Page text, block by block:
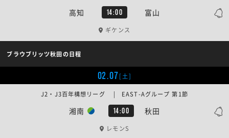
高知 14:00 富山
ギケンス
ブラウブリッツ秋田の日程
02.07[土]
湘南 14:00 秋田
J2・J3百年構想リーグ | EAST-Aグループ 第1節
レモンS